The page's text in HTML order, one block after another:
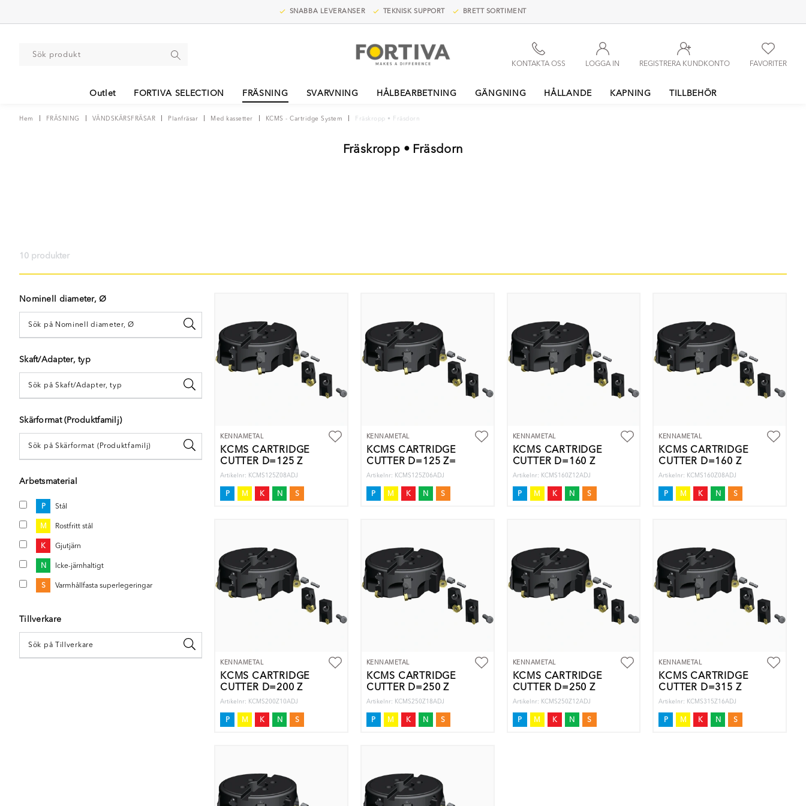
SNABBA LEVERANSER TEKNISK SUPPORT BRETT SORTIMENT
FAVORITER
REGISTRERA KUNDKONTO
LOGGA IN
KONTAKTA OSS
Outlet FORTIVA SELECTION FRÄSNING SVARVNING HÅLBEARBETNING GÄNGNING HÅLLANDE KAPNING TILLBEHÖR
Hem FRÄSNING VÄNDSKÄRSFRÄSAR Planfräsar Med kassetter KCMS - Cartridge System Fräskropp • Fräsdorn
Fräskropp • Fräsdorn
10 produkter
Nominell diameter, Ø
Skaft/Adapter, typ
Skärformat (Produktfamilj)
Arbetsmaterial
P Stål
M Rostfritt stål
K Gjutjärn
N Icke-järnhaltigt
S Varmhållfasta superlegeringar
Tillverkare
KENNAMETAL
KCMS CARTRIDGE
CUTTER D=125 Z
Artikelnr: KCMS125Z08ADJ
P M K N S
KENNAMETAL
KCMS CARTRIDGE
CUTTER D=125 Z=
Artikelnr: KCMS125Z06ADJ
P M K N S
KENNAMETAL
KCMS CARTRIDGE
CUTTER D=160 Z
Artikelnr: KCMS160Z12ADJ
P M K N S
KENNAMETAL
KCMS CARTRIDGE
CUTTER D=160 Z
Artikelnr: KCMS160Z08ADJ
P M K N S
KENNAMETAL
KCMS CARTRIDGE
CUTTER D=200 Z
Artikelnr: KCMS200Z10ADJ
P M K N S
KENNAMETAL
KCMS CARTRIDGE
CUTTER D=250 Z
Artikelnr: KCMS250Z18ADJ
P M K N S
KENNAMETAL
KCMS CARTRIDGE
CUTTER D=250 Z
Artikelnr: KCMS250Z12ADJ
P M K N S
KENNAMETAL
KCMS CARTRIDGE
CUTTER D=315 Z
Artikelnr: KCMS315Z16ADJ
P M K N S